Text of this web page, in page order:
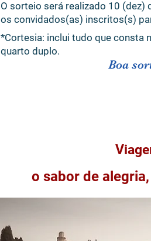
O sorteio será realizado 10 (dez)
os convidados(as) inscritos(s)
*Cortesia: inclui tudo que consta
quarto duplo.
Boa
o sabor de